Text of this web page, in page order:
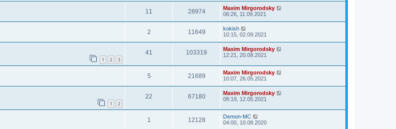
11 28974
Maxim Mirgorodsky
06:26, 11.09.2021
2 11649
kokish
10:15, 02.09.2021
1 2 3
41 103319
Maxim Mirgorodsky
12:21, 20.08.2021
5 21689
Maxim Mirgorodsky
10:07, 26.05.2021
1 2
22 67180
Maxim Mirgorodsky
08:19, 12.05.2021
1 12128
Demon-MC
04:00, 10.08.2020